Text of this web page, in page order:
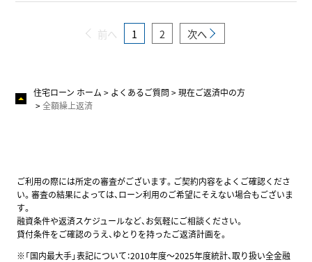
前へ 1 2 次へ
住宅ローン ホーム よくあるご質問
現在ご返済中の方
全額繰上返済
ご利用の際には所定の審査がございます。ご契約内容をよくご確認くださ
い。審査の結果によっては、ローン利用のご希望にそえない場合もございま
す。
融資条件や返済スケジュールなど、お気軽にご相談ください。
貸付条件をご確認のうえ、ゆとりを持ったご返済計画を。
※「国内最大手」表記について：2010年度～2025年度統計、取り扱い全金融